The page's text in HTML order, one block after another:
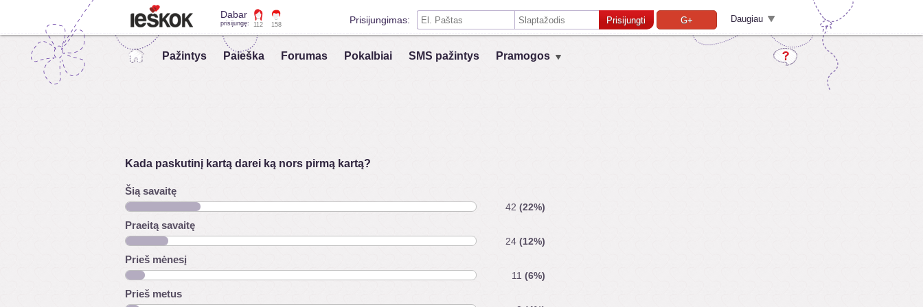
Dabar
prisijungę: 112 158 Prisijungimas: Prisijungti G+
Prisiminti mane šiame kompiuteryje
Daugiau
Pažintys Paieška Forumas Pokalbiai SMS pažintys Pramogos
Kada paskutinį kartą darei ką nors pirmą kartą?
Šią savaitę
42 (22%)
Praeitą savaitę
24 (12%)
Prieš mėnesį
11 (6%)
Prieš metus